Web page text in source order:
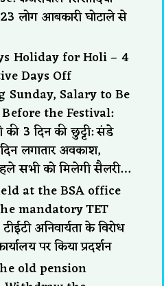
लोग आबकारी घोटाले से
Holiday for Holi – 4
Days Off
Salary to Be
the Festival:
की 3 दिन की छुट्टी: संडे
लगातार अवकाश,
सभी को मिलेगी सैलरी…
at the BSA office
mandatory TET
अनिवार्यता के विरोध
पर किया प्रदर्शन
old pension